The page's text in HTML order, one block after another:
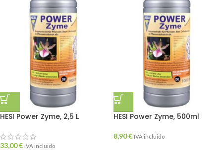
HESI Power Zyme, 2,5 L
33,00€ IVA incluido
HESI Power Zyme, 500ml
8,90€ IVA incluido